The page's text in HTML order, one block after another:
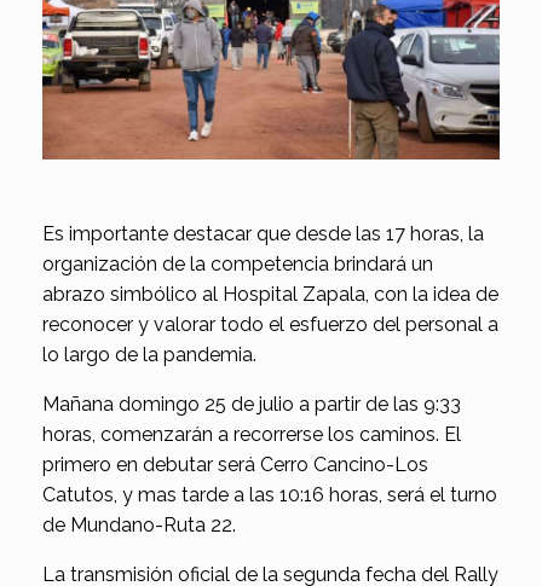
Es importante destacar que desde las 17 horas, la
organización de la competencia brindará un
abrazo simbólico al Hospital Zapala, con la idea de
reconocer y valorar todo el esfuerzo del personal a
lo largo de la pandemia.
Mañana domingo 25 de julio a partir de las 9:33
horas, comenzarán a recorrerse los caminos. El
primero en debutar será Cerro Cancino-Los
Catutos, y mas tarde a las 10:16 horas, será el turno
de Mundano-Ruta 22.
La transmisión oficial de la segunda fecha del Rally